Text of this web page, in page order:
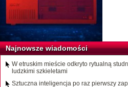
Najnowsze wiadomości
W etruskim mieście odkryto rytualną
ludzkimi szkieletami
Sztuczna inteligencja po raz pierwszy